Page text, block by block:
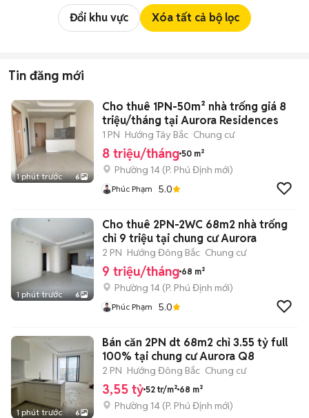
Đổi khu vực Xóa tất cả bộ lọc
Tin đăng mới
1 phút trước 6
Cho thuê 1PN-50m² nhà trống giá 8
triệu/tháng tại Aurora Residences
1 PN Hướng Tây Bắc Chung cư
8 triệu/tháng 50 m²
Phường 14 (P. Phú Định mới)
Phúc Phạm 5.0
1 phút trước 6
Cho thuê 2PN-2WC 68m2 nhà trống
chỉ 9 triệu tại chung cư Aurora
2 PN Hướng Đông Bắc Chung cư
9 triệu/tháng 68 m²
Phường 14 (P. Phú Định mới)
Phúc Phạm 5.0
1 phút trước 6
Bán căn 2PN dt 68m2 chỉ 3.55 tỷ full
100% tại chung cư Aurora Q8
2 PN Hướng Đông Bắc Chung cư
3,55 tỷ 52 tr/m² 68 m²
Phường 14 (P. Phú Định mới)